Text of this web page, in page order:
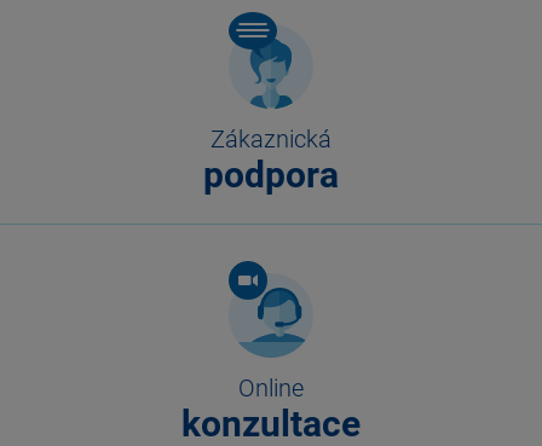
Zákaznická
podpora
Online
konzultace